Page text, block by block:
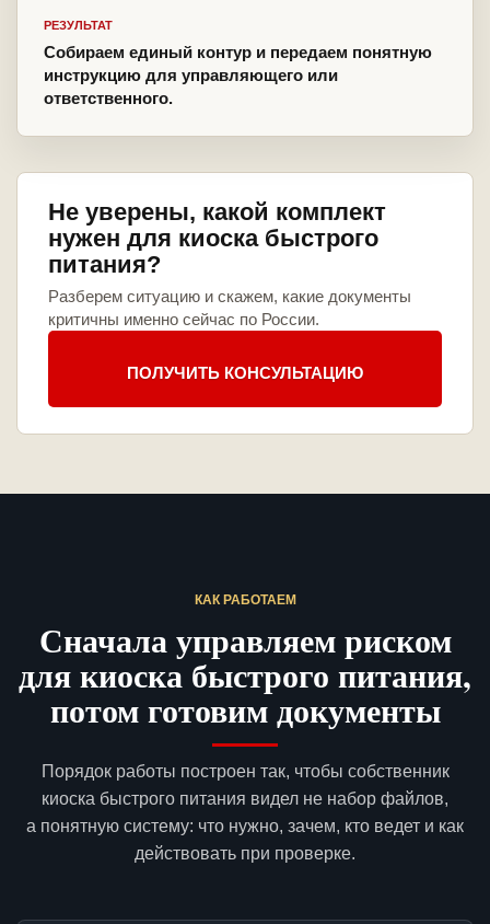
РЕЗУЛЬТАТ
Собираем единый контур и передаем понятную
инструкцию для управляющего или
ответственного.
Не уверены, какой комплект
нужен для киоска быстрого
питания?
Разберем ситуацию и скажем, какие документы
критичны именно сейчас по России.
ПОЛУЧИТЬ КОНСУЛЬТАЦИЮ
КАК РАБОТАЕМ
Сначала управляем риском
для киоска быстрого питания,
потом готовим документы
Порядок работы построен так, чтобы собственник
киоска быстрого питания видел не набор файлов,
а понятную систему: что нужно, зачем, кто ведет и как
действовать при проверке.